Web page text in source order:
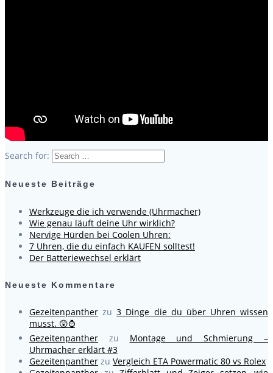
Search for:
Neueste Beiträge
Werkzeuge die ich verwende (Uhrmacher)
Wie genau läuft deine Uhr wirklich?
Nervige Hürden bei Coolen Uhren:
7 Uhren, die du einfach KAUFEN solltest!
Der Batteriewechsel erklärt
Neueste Kommentare
Gezeitenpanther zu3 Dinge die du über Uhren wissen
musst. 😲⌚
Gezeitenpanther zu Montage und Schmierung –
Uhrmacher erklärt #3
Gezeitenpanther zu Vergleich ETA Powermatic 80 vs Rolex